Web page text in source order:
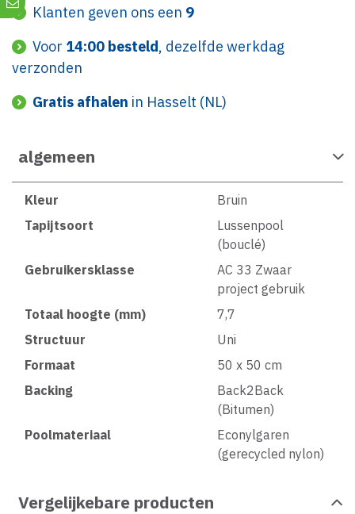
Klanten geven ons een 9
Voor 14:00 besteld, dezelfde werkdag
verzonden
Gratis afhalen in Hasselt (NL)
algemeen
Kleur
Bruin
Tapijtsoort
Lussenpool
(bouclé)
Gebruikersklasse
AC 33 Zwaar
project gebruik
Totaal hoogte (mm)
7,7
Structuur
Uni
Formaat
50 x 50 cm
Backing
Back2Back
(Bitumen)
Poolmateriaal
Econylgaren
(gerecycled nylon)
Vergelijkebare producten